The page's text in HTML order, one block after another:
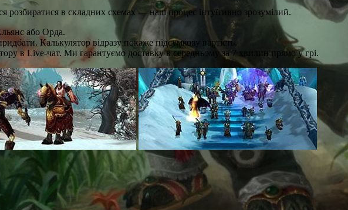
в складних схемах — наш процес інтуїтивно зрозумілий.
або Орда.
Калькулятор відразу покаже підсумкову вартість.
в Live-чат. Ми гарантуємо доставку в середньому за 7 хвилин прямо у грі.